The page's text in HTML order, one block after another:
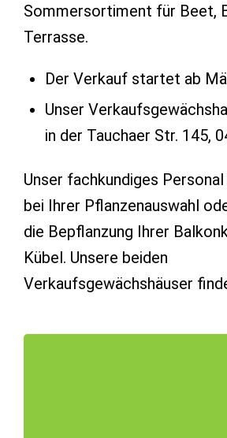
Sommersortiment für Beet,
Terrasse.
Der Verkauf startet ab
Unser
in der Tauchaer Str. 145,
Unser fachkundiges
bei Ihrer Pflanzenauswahl
die Bepflanzung Ihrer
Kübel. Unsere beiden
Verkaufsgewächshäuser